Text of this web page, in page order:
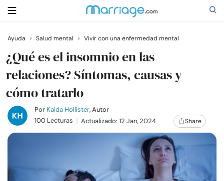
Buscar
Casarse
Relaciones
Ayuda › Salud mental › Vivir con una enfermedad mental
¿Qué es el insomnio en las
relaciones? Síntomas, causas y
cómo tratarlo
Por Kaida Hollister, Autor
100 Lecturas
Actualizado: 12 Jan, 2024 Share